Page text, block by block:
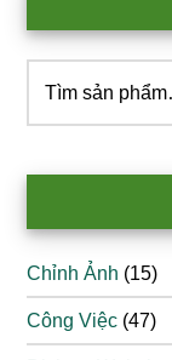
kiếm:
Chỉnh Ảnh (15)
Công Việc (47)